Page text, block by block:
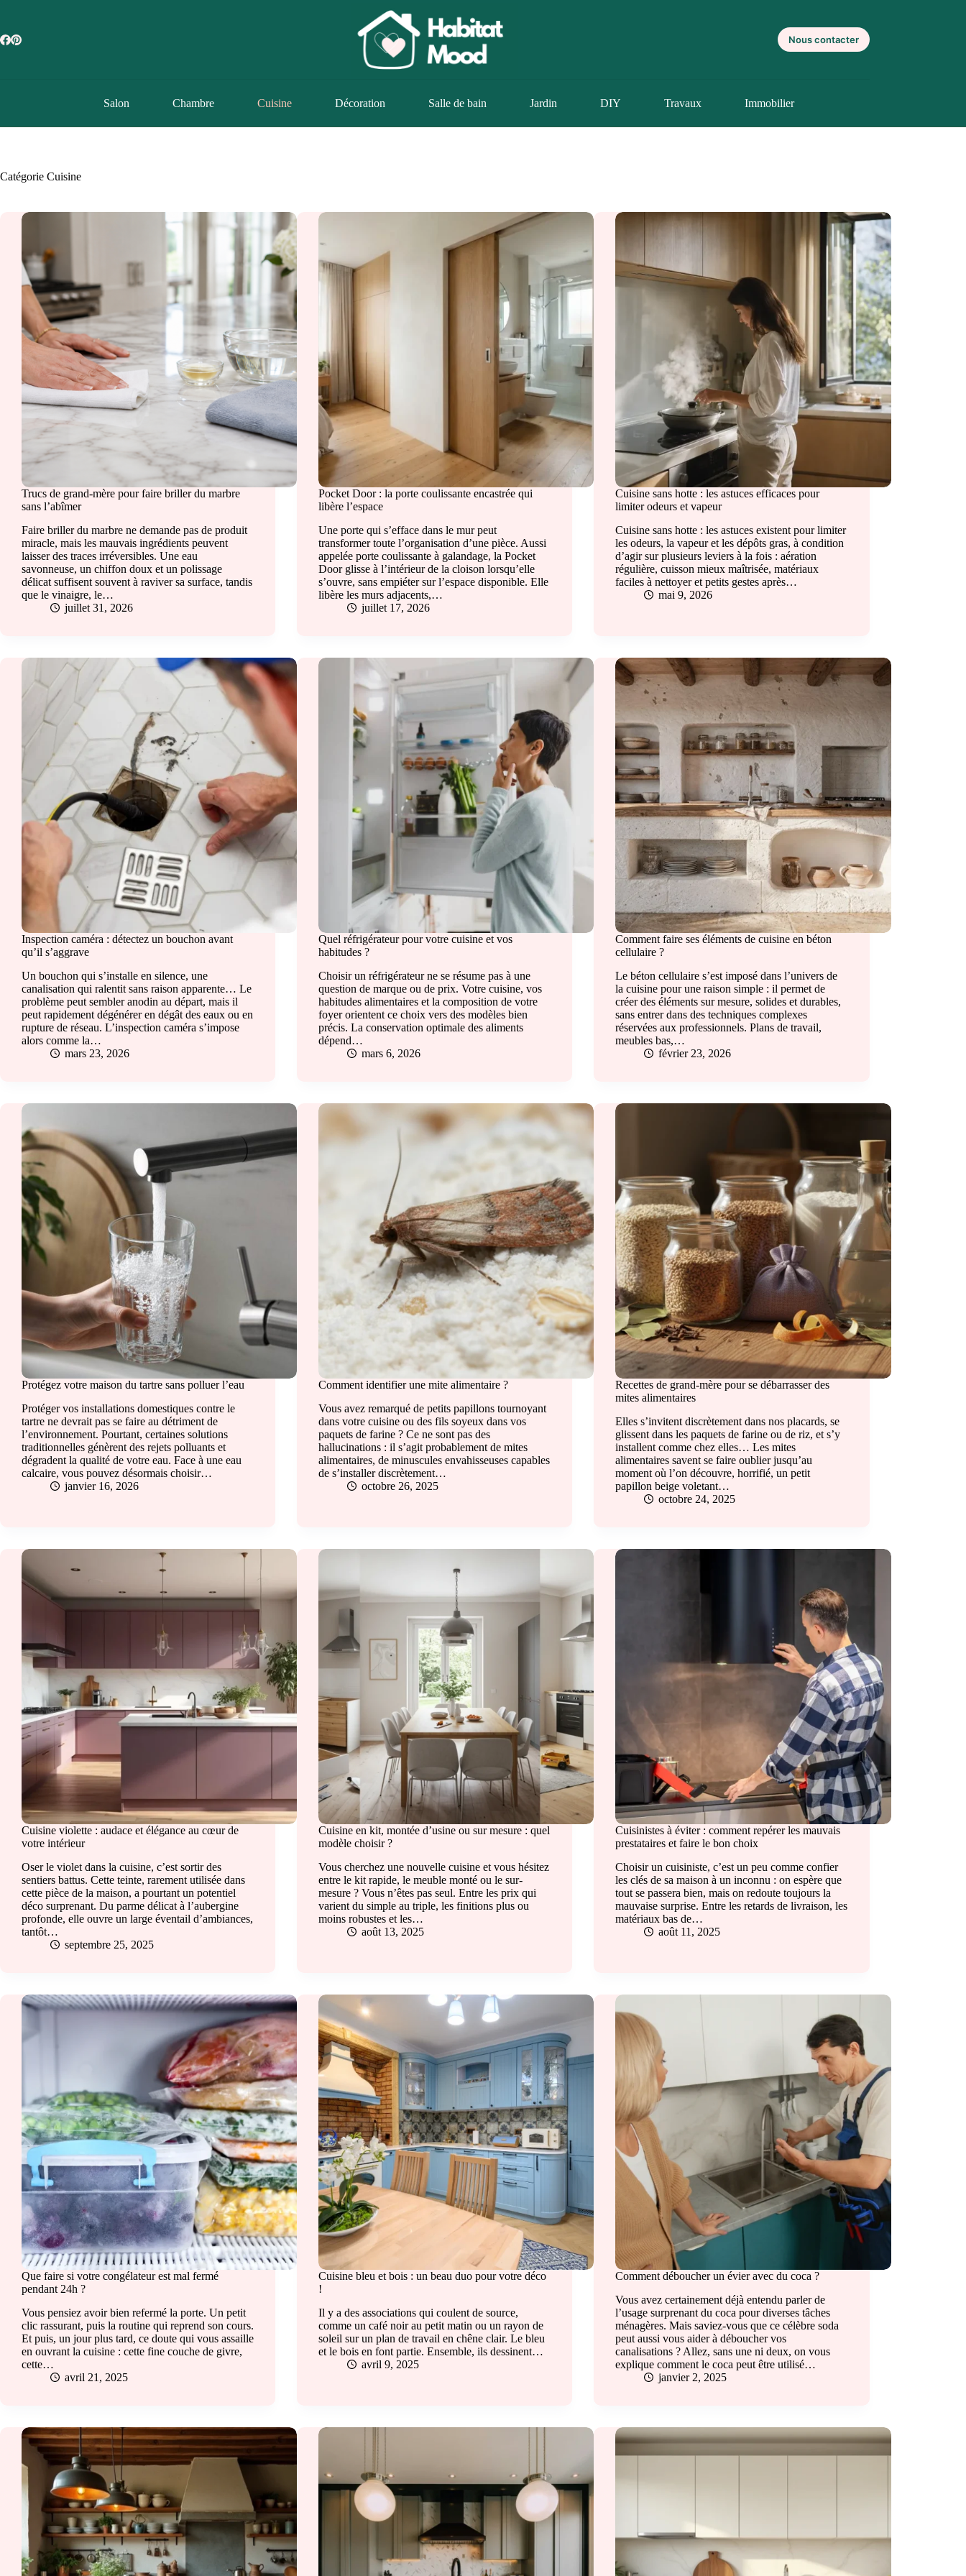
Nous contacter
Salon Chambre Cuisine Décoration Salle de bain Jardin DIY Travaux Immobilier
Catégorie Cuisine
Trucs de grand-mère pour faire briller du marbre
sans l’abîmer
Faire briller du marbre ne demande pas de produit
miracle, mais les mauvais ingrédients peuvent
laisser des traces irréversibles. Une eau
savonneuse, un chiffon doux et un polissage
délicat suffisent souvent à raviver sa surface, tandis
que le vinaigre, le…
juillet 31, 2026
Pocket Door : la porte coulissante encastrée qui
libère l’espace
Une porte qui s’efface dans le mur peut
transformer toute l’organisation d’une pièce. Aussi
appelée porte coulissante à galandage, la Pocket
Door glisse à l’intérieur de la cloison lorsqu’elle
s’ouvre, sans empiéter sur l’espace disponible. Elle
libère les murs adjacents,…
juillet 17, 2026
Cuisine sans hotte : les astuces efficaces pour
limiter odeurs et vapeur
Cuisine sans hotte : les astuces existent pour limiter
les odeurs, la vapeur et les dépôts gras, à condition
d’agir sur plusieurs leviers à la fois : aération
régulière, cuisson mieux maîtrisée, matériaux
faciles à nettoyer et petits gestes après…
mai 9, 2026
Inspection caméra : détectez un bouchon avant
qu’il s’aggrave
Un bouchon qui s’installe en silence, une
canalisation qui ralentit sans raison apparente… Le
problème peut sembler anodin au départ, mais il
peut rapidement dégénérer en dégât des eaux ou en
rupture de réseau. L’inspection caméra s’impose
alors comme la…
mars 23, 2026
Quel réfrigérateur pour votre cuisine et vos
habitudes ?
Choisir un réfrigérateur ne se résume pas à une
question de marque ou de prix. Votre cuisine, vos
habitudes alimentaires et la composition de votre
foyer orientent ce choix vers des modèles bien
précis. La conservation optimale des aliments
dépend…
mars 6, 2026
Comment faire ses éléments de cuisine en béton
cellulaire ?
Le béton cellulaire s’est imposé dans l’univers de
la cuisine pour une raison simple : il permet de
créer des éléments sur mesure, solides et durables,
sans entrer dans des techniques complexes
réservées aux professionnels. Plans de travail,
meubles bas,…
février 23, 2026
Protégez votre maison du tartre sans polluer l’eau
Protéger vos installations domestiques contre le
tartre ne devrait pas se faire au détriment de
l’environnement. Pourtant, certaines solutions
traditionnelles génèrent des rejets polluants et
dégradent la qualité de votre eau. Face à une eau
calcaire, vous pouvez désormais choisir…
janvier 16, 2026
Comment identifier une mite alimentaire ?
Vous avez remarqué de petits papillons tournoyant
dans votre cuisine ou des fils soyeux dans vos
paquets de farine ? Ce ne sont pas des
hallucinations : il s’agit probablement de mites
alimentaires, de minuscules envahisseuses capables
de s’installer discrètement…
octobre 26, 2025
Recettes de grand-mère pour se débarrasser des
mites alimentaires
Elles s’invitent discrètement dans nos placards, se
glissent dans les paquets de farine ou de riz, et s’y
installent comme chez elles… Les mites
alimentaires savent se faire oublier jusqu’au
moment où l’on découvre, horrifié, un petit
papillon beige voletant…
octobre 24, 2025
Cuisine violette : audace et élégance au cœur de
votre intérieur
Oser le violet dans la cuisine, c’est sortir des
sentiers battus. Cette teinte, rarement utilisée dans
cette pièce de la maison, a pourtant un potentiel
déco surprenant. Du parme délicat à l’aubergine
profonde, elle ouvre un large éventail d’ambiances,
tantôt…
septembre 25, 2025
Cuisine en kit, montée d’usine ou sur mesure : quel
modèle choisir ?
Vous cherchez une nouvelle cuisine et vous hésitez
entre le kit rapide, le meuble monté ou le sur-
mesure ? Vous n’êtes pas seul. Entre les prix qui
varient du simple au triple, les finitions plus ou
moins robustes et les…
août 13, 2025
Cuisinistes à éviter : comment repérer les mauvais
prestataires et faire le bon choix
Choisir un cuisiniste, c’est un peu comme confier
les clés de sa maison à un inconnu : on espère que
tout se passera bien, mais on redoute toujours la
mauvaise surprise. Entre les retards de livraison, les
matériaux bas de…
août 11, 2025
Que faire si votre congélateur est mal fermé
pendant 24h ?
Vous pensiez avoir bien refermé la porte. Un petit
clic rassurant, puis la routine qui reprend son cours.
Et puis, un jour plus tard, ce doute qui vous assaille
en ouvrant la cuisine : cette fine couche de givre,
cette…
avril 21, 2025
Cuisine bleu et bois : un beau duo pour votre déco
!
Il y a des associations qui coulent de source,
comme un café noir au petit matin ou un rayon de
soleil sur un plan de travail en chêne clair. Le bleu
et le bois en font partie. Ensemble, ils dessinent…
avril 9, 2025
Comment déboucher un évier avec du coca ?
Vous avez certainement déjà entendu parler de
l’usage surprenant du coca pour diverses tâches
ménagères. Mais saviez-vous que ce célèbre soda
peut aussi vous aider à déboucher vos
canalisations ? Allez, sans une ni deux, on vous
explique comment le coca peut être utilisé…
janvier 2, 2025